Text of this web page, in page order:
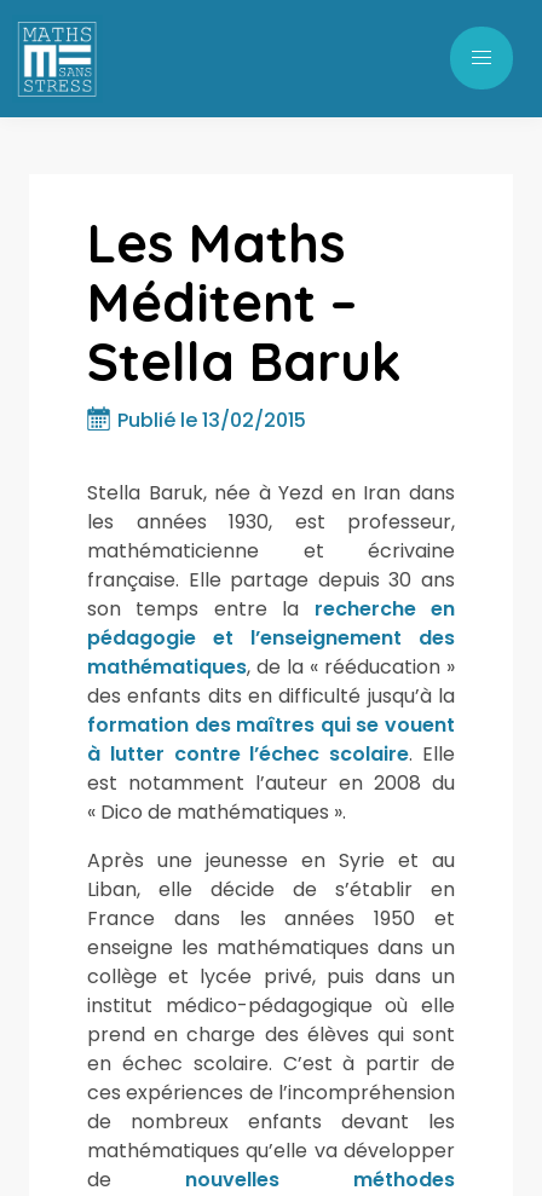
Les Maths
Méditent –
Stella Baruk
Publié le 13/02/2015
Stella Baruk, née à Yezd en Iran dans
les années 1930, est professeur,
mathématicienne et écrivaine
française. Elle partage depuis 30 ans
son temps entre la recherche en
pédagogie et l’enseignement des
mathématiques, de la « rééducation »
des enfants dits en difficulté jusqu’à la
formation des maîtres qui se vouent
à lutter contre l’échec scolaire. Elle
est notamment l’auteur en 2008 du
« Dico de mathématiques ».
Après une jeunesse en Syrie et au
Liban, elle décide de s’établir en
France dans les années 1950 et
enseigne les mathématiques dans un
collège et lycée privé, puis dans un
institut médico-pédagogique où elle
prend en charge des élèves qui sont
en échec scolaire. C’est à partir de
ces expériences de l’incompréhension
de nombreux enfants devant les
mathématiques qu’elle va développer
de nouvelles méthodes